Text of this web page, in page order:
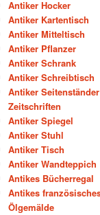
Antiker Hocker
Antiker Kartentisch
Antiker Mitteltisch
Antiker Pflanzer
Antiker Schrank
Antiker Schreibtisch
Antiker
Zeitschriften
Antiker Spiegel
Antiker Stuhl
Antiker Tisch
Antiker Wandteppich
Antikes Bücherregal
Antikes
Ölgemälde